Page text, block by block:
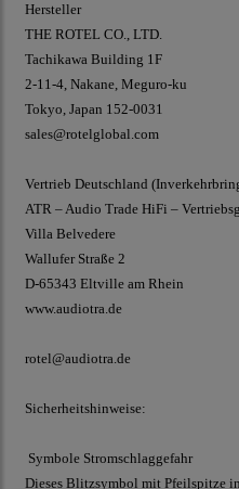
Hersteller
THE ROTEL CO., LTD.
Tachikawa Building 1F
2-11-4, Nakane, Meguro-ku
Tokyo, Japan 152-0031
sales@rotelglobal.com
Vertrieb Deutschland
ATR – Audio Trade HiFi –
Villa Belvedere
Wallufer Straße 2
D-65343 Eltville am Rhein
www.audiotra.de
rotel@audiotra.de
Sicherheitshinweise:
Symbole Stromschlaggefahr
Dieses Blitzsymbol mit Pfeilspitze